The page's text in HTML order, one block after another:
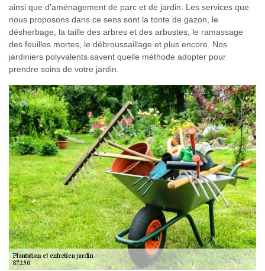
ainsi que d’aménagement de parc et de jardin. Les services que
nous proposons dans ce sens sont la tonte de gazon, le
désherbage, la taille des arbres et des arbustes, le ramassage
des feuilles mortes, le débroussaillage et plus encore. Nos
jardiniers polyvalents savent quelle méthode adopter pour
prendre soins de votre jardin.